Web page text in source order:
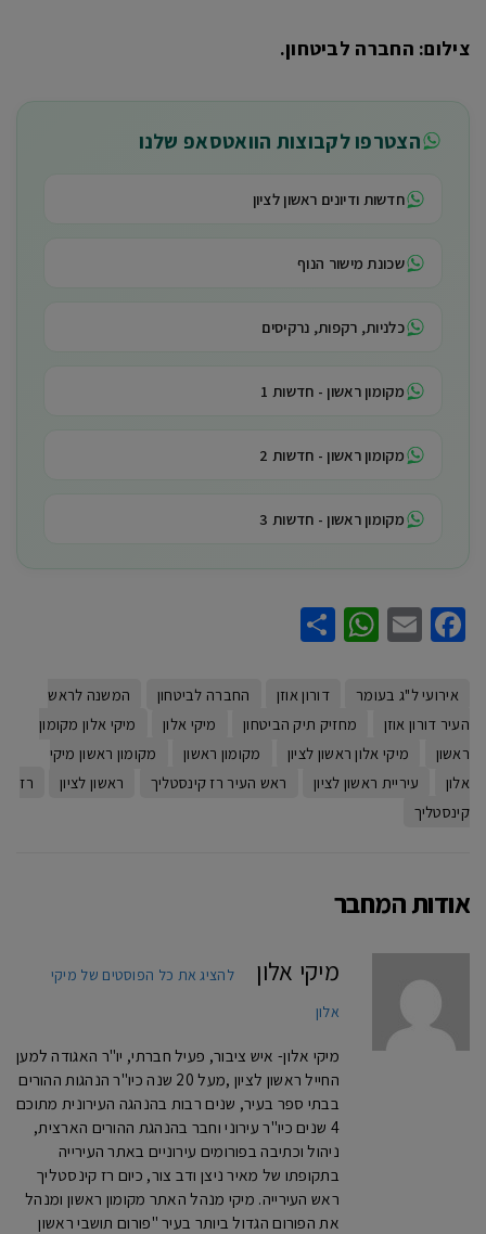
צילום: החברה לביטחון.
הצטרפו לקבוצות הוואטסאפ שלנו
חדשות ודיונים ראשון לציון
שכונת מישור הנוף
כלניות, רקפות, נרקיסים
מקומון ראשון - חדשות 1
מקומון ראשון - חדשות 2
מקומון ראשון - חדשות 3
Facebook
Email
WhatsApp
אירועי ל"ג בעומר דורון אוזן החברה לביטחון
המשנה לראש
העיר דורון אוזן
מחזיק תיק הביטחון מיקי אלון
מיקי אלון מקומון
ראשון
מיקי אלון ראשון לציון מקומון ראשון
מקומון ראשון מיקי
אלון
עיריית ראשון לציון ראש העיר רז קינסטליך ראשון לציון
רז
קינסטליך
אודות המחבר
מיקי אלון
להציג את כל הפוסטים של מיקי
אלון
מיקי אלון- איש ציבור, פעיל חברתי, יו"ר האגודה למען
החייל ראשון לציון ,מעל 20 שנה כיו"ר הנהגות ההורים
בבתי ספר בעיר, שנים רבות בהנהגה העירונית מתוכם
4 שנים כיו"ר עירוני וחבר בהנהגת ההורים הארצית,
ניהול וכתיבה בפורומים עירוניים באתר העירייה
בתקופתו של מאיר ניצן ודב צור, כיום רז קינסטליך
ראש העירייה. מיקי מנהל האתר מקומון ראשון ומנהל
את הפורום הגדול ביותר בעיר "פורום תושבי ראשון